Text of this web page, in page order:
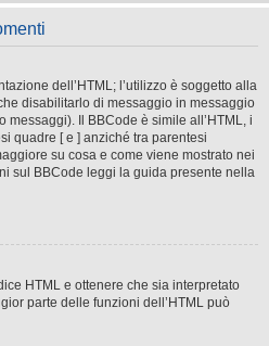
dell’HTML; l’utilizzo è soggetto alla
disabilitarlo di messaggio in messaggio
messaggi). Il BBCode è simile all’HTML, i
quadre [ e ] anziché tra parentesi
su cosa e come viene mostrato nei
sul BBCode leggi la guida presente nella
HTML e ottenere che sia interpretato
parte delle funzioni dell’HTML può